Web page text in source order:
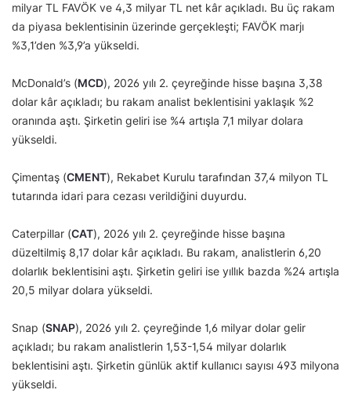
milyar TL FAVÖK ve 4,3 milyar TL net kâr açıkladı. Bu üç rakam
da piyasa beklentisinin üzerinde gerçekleşti; FAVÖK marjı
%3,1’den %3,9’a yükseldi.
McDonald’s (MCD), 2026 yılı 2. çeyreğinde hisse başına 3,38
dolar kâr açıkladı; bu rakam analist beklentisini yaklaşık %2
oranında aştı. Şirketin geliri ise %4 artışla 7,1 milyar dolara
yükseldi.
Çimentaş (CMENT), Rekabet Kurulu tarafından 37,4 milyon TL
tutarında idari para cezası verildiğini duyurdu.
Caterpillar (CAT), 2026 yılı 2. çeyreğinde hisse başına
düzeltilmiş 8,17 dolar kâr açıkladı. Bu rakam, analistlerin 6,20
dolarlık beklentisini aştı. Şirketin geliri ise yıllık bazda %24 artışla
20,5 milyar dolara yükseldi.
Snap (SNAP), 2026 yılı 2. çeyreğinde 1,6 milyar dolar gelir
açıkladı; bu rakam analistlerin 1,53-1,54 milyar dolarlık
beklentisini aştı. Şirketin günlük aktif kullanıcı sayısı 493 milyona
yükseldi.